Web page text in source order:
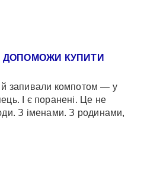
ДОПОМОЖИ КУПИТИ
й запивали компотом — у
І є поранені. Це не
З іменами. З родинами,